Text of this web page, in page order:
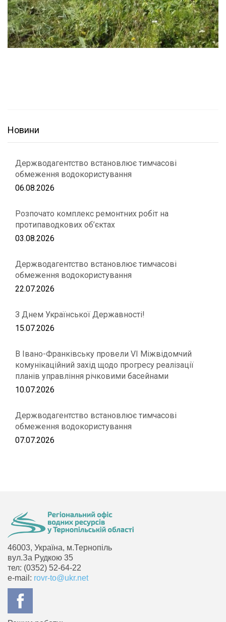
Новини
Держводагентство встановлює тимчасові
обмеження водокористування
06.08.2026
Розпочато комплекс ремонтних робіт на
протипаводкових об’єктах
03.08.2026
Держводагентство встановлює тимчасові
обмеження водокористування
22.07.2026
З Днем Української Державності!
15.07.2026
В Івано-Франківську провели VІ Міжвідомчий
комунікаційний захід щодо прогресу реалізації
планів управління річковими басейнами
10.07.2026
Держводагентство встановлює тимчасові
обмеження водокористування
07.07.2026
46003, Україна, м.Тернопіль
вул.За Рудкою 35
тел: (0352) 52-64-22
e-mail: rovr-to@ukr.net